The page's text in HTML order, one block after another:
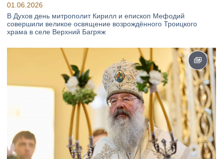
01.06.2026
В Духов день митрополит Кирилл и епископ Мефодий
совершили великое освящение возрождённого Троицкого
храма в селе Верхний Багряж